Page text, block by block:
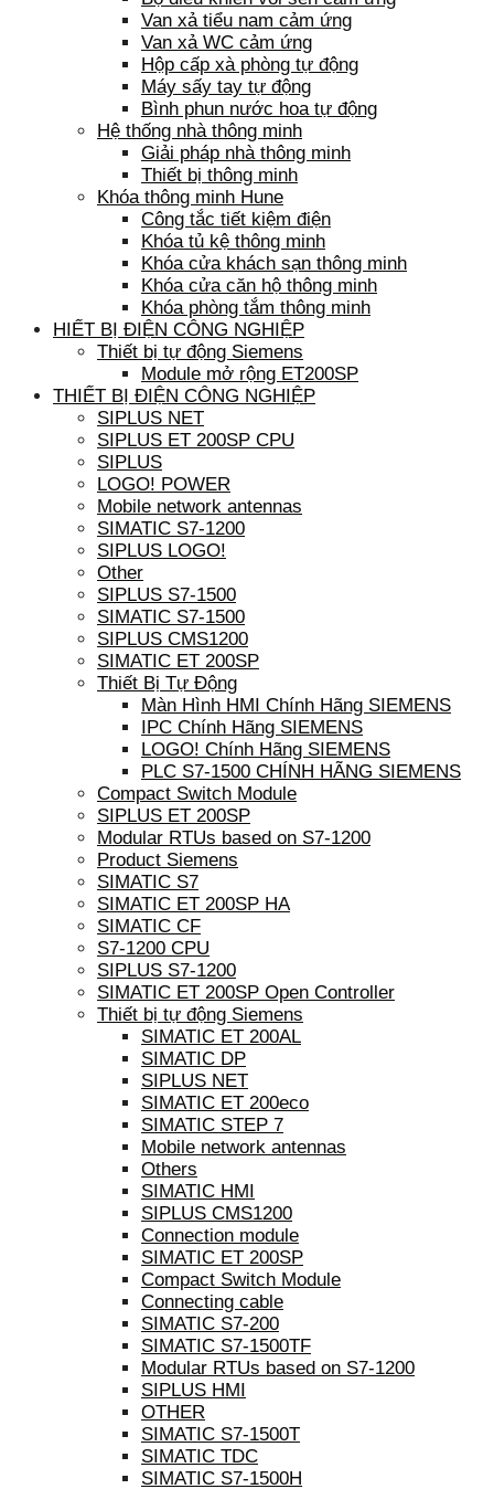
Van xả tiểu nam cảm ứng
Van xả WC cảm ứng
Hộp cấp xà phòng tự động
Máy sấy tay tự động
Bình phun nước hoa tự động
Hệ thống nhà thông minh
Giải pháp nhà thông minh
Thiết bị thông minh
Khóa thông minh Hune
Công tắc tiết kiệm điện
Khóa tủ kệ thông minh
Khóa cửa khách sạn thông minh
Khóa cửa căn hộ thông minh
Khóa phòng tắm thông minh
HIẾT BỊ ĐIỆN CÔNG NGHIỆP
Thiết bị tự động Siemens
Module mở rộng ET200SP
THIẾT BỊ ĐIỆN CÔNG NGHIỆP
SIPLUS NET
SIPLUS ET 200SP CPU
SIPLUS
LOGO! POWER
Mobile network antennas
SIMATIC S7-1200
SIPLUS LOGO!
Other
SIPLUS S7-1500
SIMATIC S7-1500
SIPLUS CMS1200
SIMATIC ET 200SP
Thiết Bị Tự Động
Màn Hình HMI Chính Hãng SIEMENS
IPC Chính Hãng SIEMENS
LOGO! Chính Hãng SIEMENS
PLC S7-1500 CHÍNH HÃNG SIEMENS
Compact Switch Module
SIPLUS ET 200SP
Modular RTUs based on S7-1200
Product Siemens
SIMATIC S7
SIMATIC ET 200SP HA
SIMATIC CF
S7-1200 CPU
SIPLUS S7-1200
SIMATIC ET 200SP Open Controller
Thiết bị tự động Siemens
SIMATIC ET 200AL
SIMATIC DP
SIPLUS NET
SIMATIC ET 200eco
SIMATIC STEP 7
Mobile network antennas
Others
SIMATIC HMI
SIPLUS CMS1200
Connection module
SIMATIC ET 200SP
Compact Switch Module
Connecting cable
SIMATIC S7-200
SIMATIC S7-1500TF
Modular RTUs based on S7-1200
SIPLUS HMI
OTHER
SIMATIC S7-1500T
SIMATIC TDC
SIMATIC S7-1500H